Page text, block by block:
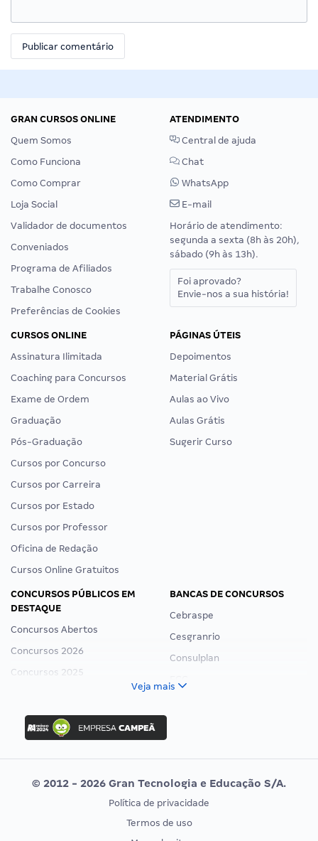
GRAN CURSOS ONLINE
Quem Somos
Como Funciona
Como Comprar
Loja Social
Validador de documentos
Conveniados
Programa de Afiliados
Trabalhe Conosco
Preferências de Cookies
ATENDIMENTO
Central de ajuda
Chat
WhatsApp
E-mail
Horário de atendimento:
segunda a sexta (8h às 20h),
sábado (9h às 13h).
Foi aprovado?
Envie-nos a sua história!
CURSOS ONLINE
Assinatura Ilimitada
Coaching para Concursos
Exame de Ordem
Graduação
Pós-Graduação
Cursos por Concurso
Cursos por Carreira
Cursos por Estado
Cursos por Professor
Oficina de Redação
Cursos Online Gratuitos
PÁGINAS ÚTEIS
Depoimentos
Material Grátis
Aulas ao Vivo
Aulas Grátis
Sugerir Curso
CONCURSOS PÚBLICOS EM
DESTAQUE
Concursos Abertos
Concursos 2026
Concursos 2025
Concurso Nacional Unificado
Concurso Ibama
Concurso MPU
Editais publicados
BANCAS DE CONCURSOS
Cebraspe
Cesgranrio
Consulplan
Vunesp
CONCURSOS POR PROFISSÃO
EXAME DE ORDEM
Veja mais
© 2012 - 2026 Gran Tecnologia e Educação S/A.
Política de privacidade
Termos de uso